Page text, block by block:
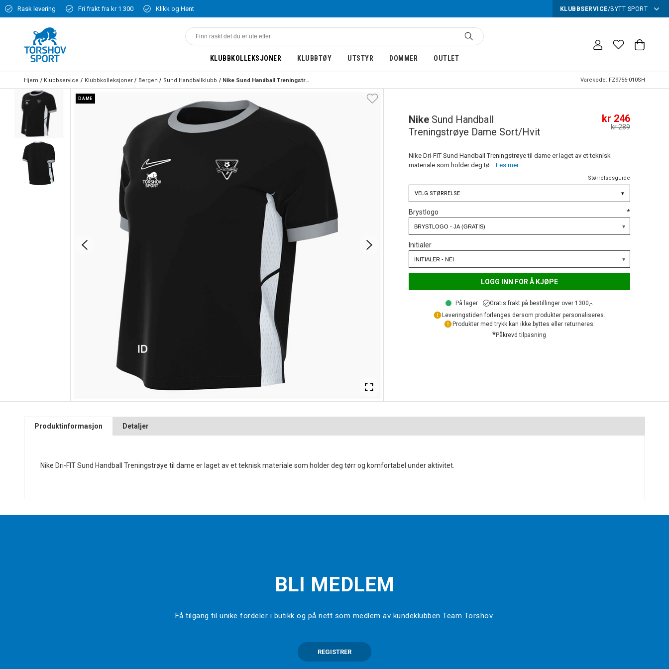
Rask levering Fri frakt fra kr 1 300 Klikk og Hent KLUBBSERVICE/BYTT SPORT
KLUBBKOLLEKSJONER KLUBBTØY UTSTYR DOMMER OUTLET
Hjem Klubbservice Klubbkolleksjoner Bergen Sund Handballklubb Nike Sund Handball Treningstrøye Dame Sort/Hvit Varekode: FZ9756-010SH
DAME
Nike Sund Handball
Treningstrøye Dame Sort/Hvit
kr 246
kr 289
Nike Dri-FIT Sund Handball Treningstrøye til dame er laget av et teknisk
materiale som holder deg tø... Les mer.
Størrelsesguide
VELG STØRRELSE ▾
Brystlogo *
Initialer
LOGG INN FOR Å KJØPE
På lager
Gratis frakt på bestillinger over 1300,-.
Leveringstiden forlenges dersom produkter personaliseres.
Produkter med trykk kan ikke byttes eller returneres.
*Påkrevd tilpasning
Produktinformasjon Detaljer
Nike Dri-FIT Sund Handball Treningstrøye til dame er laget av et teknisk materiale som holder deg tørr og komfortabel under aktivitet.
BLI MEDLEM
Få tilgang til unike fordeler i butikk og på nett som medlem av kundeklubben Team Torshov.
REGISTRER